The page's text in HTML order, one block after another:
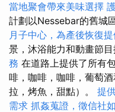
當地聚會帶來美味選擇
計劃以Nessebar的舊城
月子中心，為產後恢復
景，沐浴能力和動畫節
務 在道路上提供了所有
啡，咖啡，咖啡，葡萄
拉，烤魚，甜點）。 提
需求 抓姦蒐證，徵信社